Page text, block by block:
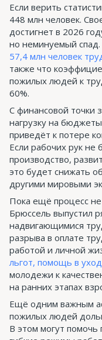
Если верить
448 млн человек.
достигнет в 2026
но неминуемый
57,4 млн человек
также что
пожилых людей к
60%.
С финансовой точки
нагрузку на
приведёт к потере
Если рабочих рук не
производство,
это будет снижать
другими мировыми
Пока ещё процесс
Брюссель выпустил
надвигающимися
разрыва в оплате
работой и личной
льгот, помощь в
молодежи к
на ранних этапах
Ещё одним важным
пожилых людей
В этом могут